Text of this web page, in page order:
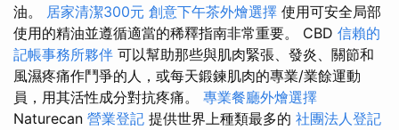
油。 居家清潔300元 創意下午茶外燴選擇 使用可安全局部
使用的精油並遵循適當的稀釋指南非常重要。 CBD 信賴的
記帳事務所夥伴 可以幫助那些與肌肉緊張、發炎、關節和
風濕疼痛作鬥爭的人，或每天鍛鍊肌肉的專業/業餘運動
員，用其活性成分對抗疼痛。 專業餐廳外燴選擇
Naturecan 營業登記 提供世界上種類最多的 社團法人登記